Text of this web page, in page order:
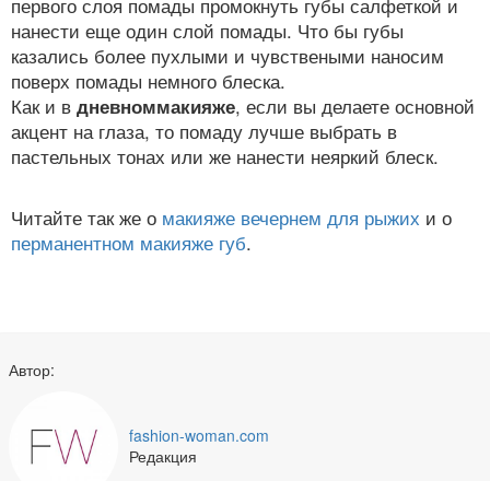
первого слоя помады промокнуть губы салфеткой и
нанести еще один слой помады. Что бы губы
казались более пухлыми и чувствеными наносим
поверх помады немного блеска.
Как и в дневноммакияже, если вы делаете основной
акцент на глаза, то помаду лучше выбрать в
пастельных тонах или же нанести неяркий блеск.
Читайте так же о макияже вечернем для рыжих и о
перманентном макияже губ.
Автор:
fashion-woman.com
Редакция